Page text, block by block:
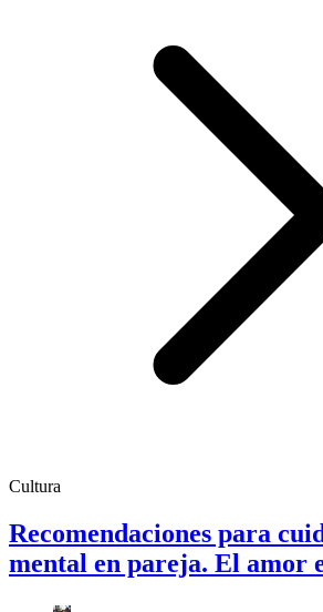
Cultura
Recomendaciones para
mental en pareja. El amor